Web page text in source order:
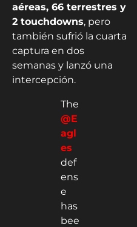
aéreas, 66 terrestres y
2 touchdowns, pero
también sufrió la cuarta
captura en dos
semanas y lanzó una
intercepción.
The
@E
agl
es
def
ens
e
has
bee